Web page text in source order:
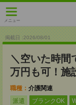
メニュー
掲載日 :2026/08/01
＼空いた時間
万円も可！施
職種： 介護関連
派遣
ブランクOK